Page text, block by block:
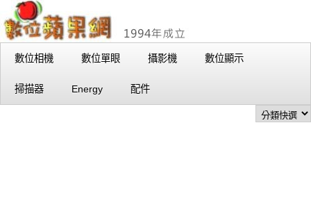
數位相機 數位單眼 攝影機 數位顯示
掃描器 Energy 配件